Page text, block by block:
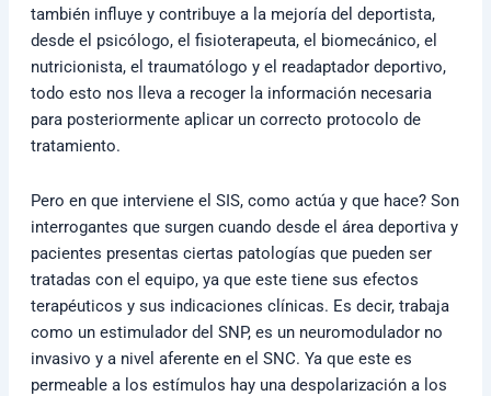
también influye y contribuye a la mejoría del deportista,
desde el psicólogo, el fisioterapeuta, el biomecánico, el
nutricionista, el traumatólogo y el readaptador deportivo,
todo esto nos lleva a recoger la información necesaria
para posteriormente aplicar un correcto protocolo de
tratamiento.
Pero en que interviene el SIS, como actúa y que hace? Son
interrogantes que surgen cuando desde el área deportiva y
pacientes presentas ciertas patologías que pueden ser
tratadas con el equipo, ya que este tiene sus efectos
terapéuticos y sus indicaciones clínicas. Es decir, trabaja
como un estimulador del SNP, es un neuromodulador no
invasivo y a nivel aferente en el SNC. Ya que este es
permeable a los estímulos hay una despolarización a los